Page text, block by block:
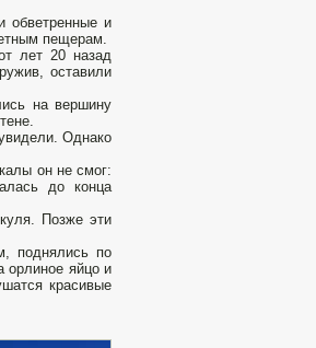
обветренные и
пещерам.
лет 20 назад
оставили
на вершину
Однако
он не смог:
до конца
Позже эти
поднялись по
орлиное яйцо и
красивые